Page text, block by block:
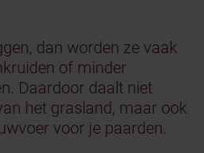
dan worden ze vaak
of minder
Daardoor daalt niet
het grasland, maar ook
voor je paarden.